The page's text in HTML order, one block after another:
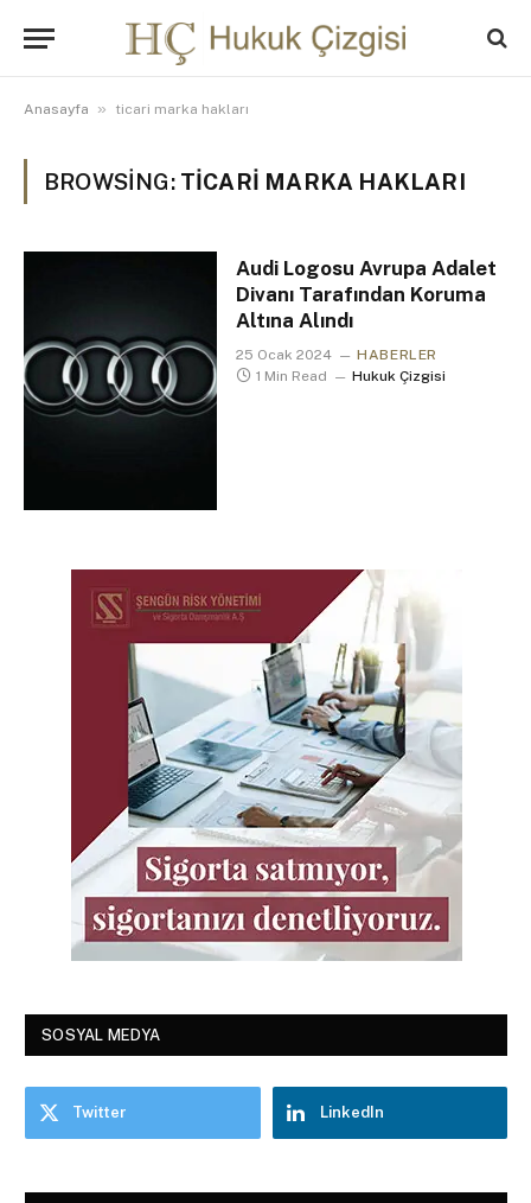
Anasayfa » ticari marka hakları
BROWSING: TICARI MARKA HAKLARI
Audi Logosu Avrupa Adalet
Divanı Tarafından Koruma
Altına Alındı
25 Ocak 2024
HABERLER
1 Min Read
Hukuk Çizgisi
SOSYAL MEDYA
Twitter LinkedIn